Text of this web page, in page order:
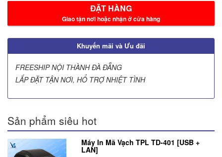
ĐẶT HÀNG
Giao tận nơi hoặc nhận ở cửa hàng
Khuyến mãi và Ưu đãi
FREESHIP NỘI THÀNH ĐÀ ĐẴNG
LẮP ĐẶT TẬN NƠI, HỔ TRỢ NHIỆT TÌNH
Sản phẩm siêu hot
Máy In Mã Vạch TPL TD-401 [USB +
LAN]